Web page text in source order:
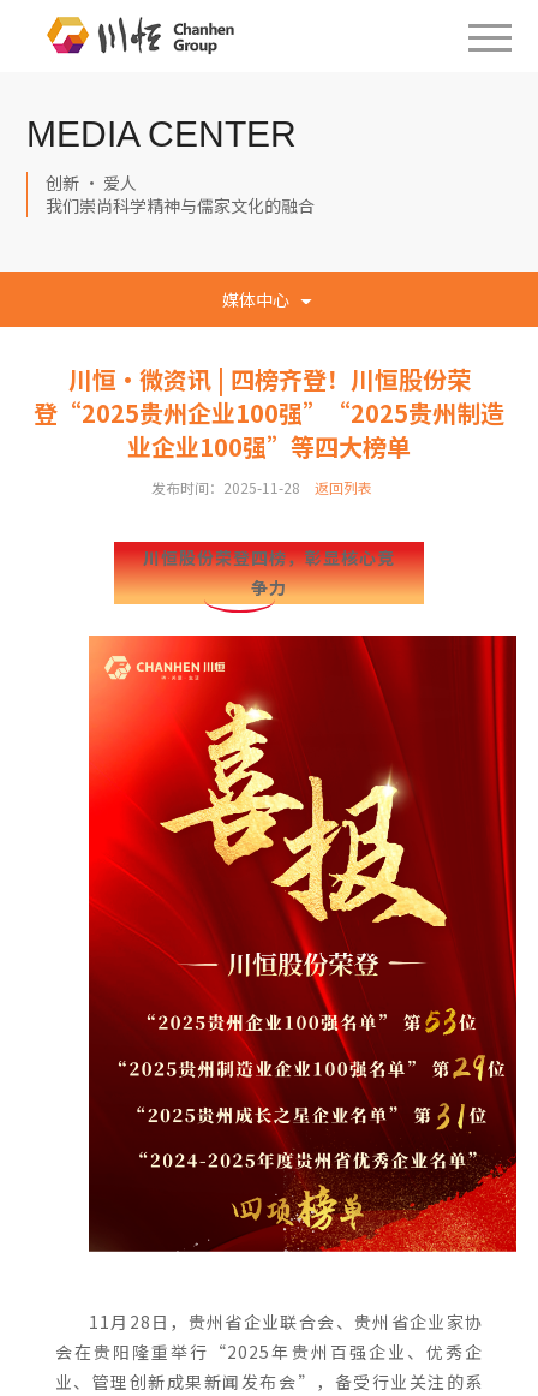
MEDIA CENTER
创新 · 爱人
我们崇尚科学精神与儒家文化的融合
媒体中心
川恒·微资讯 | 四榜齐登！川恒股份荣
登“2025贵州企业100强”“2025贵州制造
业企业100强”等四大榜单
发布时间：2025-11-28 返回列表
川恒股份荣登四榜，彰显核心竞
争力
11月28日，贵州省企业联合会、贵州省企业家协
会在贵阳隆重举行“2025年贵州百强企业、优秀企
业、管理创新成果新闻发布会”，备受行业关注的系